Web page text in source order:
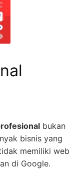
bukan
bisnis yang
memiliki web
di Google.